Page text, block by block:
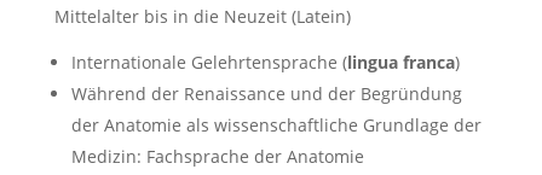
Mittelalter bis in die Neuzeit (Latein)
Internationale Gelehrtensprache (lingua franca)
Während der Renaissance und der Begründung
der Anatomie als wissenschaftliche Grundlage der
Medizin: Fachsprache der Anatomie